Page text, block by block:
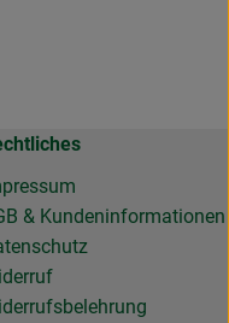
& Kundeninformationen